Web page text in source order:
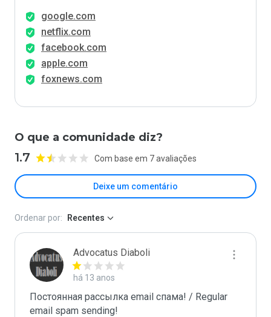
google.com
netflix.com
facebook.com
apple.com
foxnews.com
O que a comunidade diz?
1.7 Com base em 7 avaliações
Deixe um comentário
Ordenar por: Recentes
Advocatus Diaboli
há 13 anos
Постоянная рассылка email спама! / Regular
email spam sending!